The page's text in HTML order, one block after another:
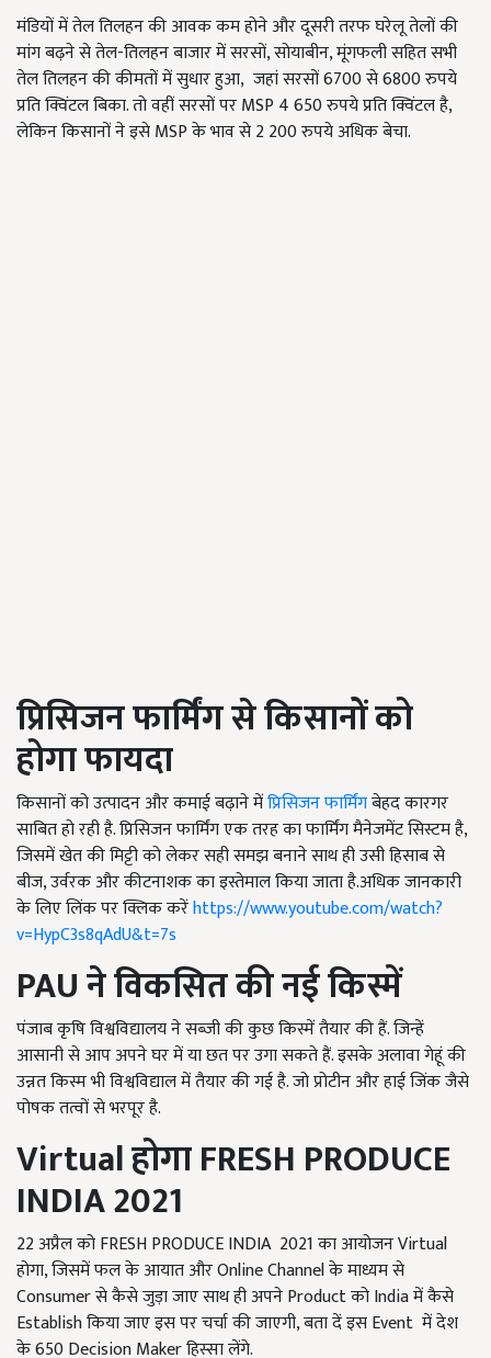
मंडियों में तेल तिलहन की आवक कम होने और दूसरी तरफ घरेलू तेलों की
मांग बढ़ने से तेल-तिलहन बाजार में सरसों, सोयाबीन, मूंगफली सहित सभी
तेल तिलहन की कीमतों में सुधार हुआ, जहां सरसों 6700 से 6800 रुपये
प्रति क्विंटल बिका. तो वहीं सरसों पर MSP 4 650 रुपये प्रति क्विंटल है,
लेकिन किसानों ने इसे MSP के भाव से 2 200 रुपये अधिक बेचा.
प्रिसिजन फार्मिंग से किसानों को
होगा फायदा
किसानों को उत्पादन और कमाई बढ़ाने मेंप्रिसिजन फार्मिंगबेहद कारगर
साबित हो रही है. प्रिसिजन फार्मिंग एक तरह का फार्मिंग मैनेजमेंट सिस्टम है,
जिसमें खेत की मिट्टी को लेकर सही समझ बनाने साथ ही उसी हिसाब से
बीज, उर्वरक और कीटनाशक का इस्तेमाल किया जाता है.अधिक जानकारी
के लिए लिंक पर क्लिक करेंhttps://www.youtube.com/watch?
v=HypC3s8qAdU&t=7s
PAUने विकसित की नई किस्में
पंजाब कृषि विश्वविद्यालय ने सब्जी की कुछ किस्में तैयार की हैं. जिन्हें
आसानी से आप अपने घर में या छत पर उगा सकते हैं. इसके अलावा गेहूं की
उन्नत किस्म भी विश्वविद्याल में तैयार की गई है. जो प्रोटीन और हाई जिंक जैसे
पोषक तत्वों से भरपूर है.
VirtualहोगाFRESH PRODUCE
INDIA2021
22 अप्रैल को FRESH PRODUCE INDIA 2021 का आयोजन Virtual
होगा, जिसमें फल के आयात और Online Channel के माध्यम से
Consumer से कैसे जुड़ा जाए साथ ही अपने Product को India में कैसे
Establish किया जाए इस पर चर्चा की जाएगी, बता दें इस Event में देश
के 650 Decision Maker हिस्सा लेंगे.